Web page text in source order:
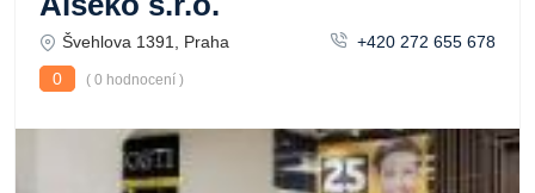
Švehlova 1391, Praha
+420 272 655 678
0
( 0 hodnocení )